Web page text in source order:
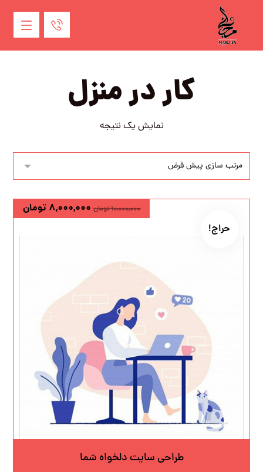
کار در منزل
نمایش یک نتیجه
طراحی سایت دلخواه شما
۱۰,۰۰۰,۰۰۰تومان ۸,۰۰۰,۰۰۰ تومان
حراج!